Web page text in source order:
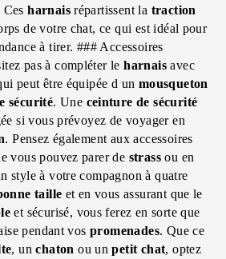
Cesharnaisrépartissent la traction
de votre chat, ce qui est idéal pour
à tirer. ### Accessoires
pas à compléter leharnaisavec
peut être équipée d un mousqueton
sécurité. Une ceinture de sécurité
si vous prévoyez de voyager en
. Pensez également aux accessoires
vous pouvez parer de strassou en
style à votre compagnon à quatre
taille et en vous assurant que le
et sécurisé, vous ferez en sorte que
pendant vospromenades. Que ce
, unchaton ou unpetit chat, optez